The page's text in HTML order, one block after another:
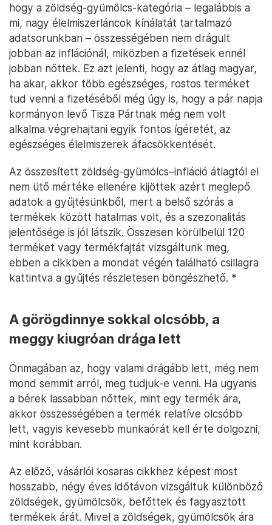
hogy a zöldség-gyümölcs-kategória – legalábbis a
mi, nagy élelmiszerláncok kínálatát tartalmazó
adatsorunkban – összességében nem drágult
jobban az inflációnál, miközben a fizetések ennél
jobban nőttek. Ez azt jelenti, hogy az átlag magyar,
ha akar, akkor több egészséges, rostos terméket
tud venni a fizetéséből még úgy is, hogy a pár napja
kormányon levő Tisza Pártnak még nem volt
alkalma végrehajtani egyik fontos ígéretét, az
egészséges élelmiszerek áfacsökkentését.
Az összesített zöldség-gyümölcs–infláció átlagtól el
nem ütő mértéke ellenére kijöttek azért meglepő
adatok a gyűjtésünkből, mert a belső szórás a
termékek között hatalmas volt, és a szezonalitás
jelentősége is jól látszik. Összesen körülbelül 120
terméket vagy termékfajtát vizsgáltunk meg,
ebben a cikkben a mondat végén található csillagra
kattintva a gyűjtés részletesen böngészhető. *
A görögdinnye sokkal olcsóbb, a
meggy kiugróan drága lett
Önmagában az, hogy valami drágább lett, még nem
mond semmit arról, meg tudjuk-e venni. Ha ugyanis
a bérek lassabban nőttek, mint egy termék ára,
akkor összességében a termék relatíve olcsóbb
lett, vagyis kevesebb munkaórát kell érte dolgozni,
mint korábban.
Az előző, vásárlói kosaras cikkhez képest most
hosszabb, négy éves időtávon vizsgáltuk különböző
zöldségek, gyümölcsök, befőttek és fagyasztott
termékek árát. Mivel a zöldségek, gyümölcsök ára